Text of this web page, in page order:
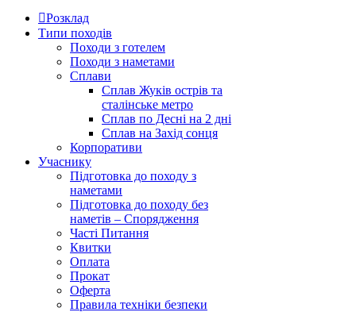
Розклад
Типи походів
Походи з готелем
Походи з наметами
Сплави
Сплав Жуків острів та
сталінське метро
Сплав по Десні на 2 дні
Сплав на Захід сонця
Корпоративи
Учаснику
Підготовка до походу з
наметами
Підготовка до походу без
наметів – Спорядження
Часті Питання
Квитки
Оплата
Прокат
Оферта
Правила техніки безпеки